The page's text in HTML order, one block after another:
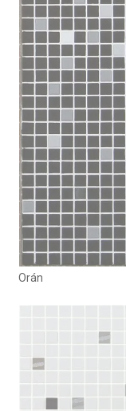
Orán